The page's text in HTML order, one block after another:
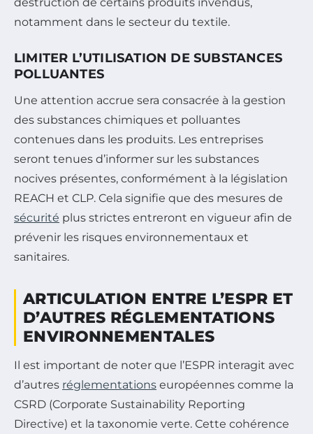
notamment dans le secteur du textile.
LIMITER L’UTILISATION DE SUBSTANCES
POLLUANTES
Une attention accrue sera consacrée à la gestion
des substances chimiques et polluantes
contenues dans les produits. Les entreprises
seront tenues d’informer sur les substances
nocives présentes, conformément à la législation
REACH et CLP. Cela signifie que des mesures de
sécurité plus strictes entreront en vigueur afin de
prévenir les risques environnementaux et
sanitaires.
ARTICULATION ENTRE L’ESPR ET
D’AUTRES RÉGLEMENTATIONS
ENVIRONNEMENTALES
Il est important de noter que l’ESPR interagit avec
d’autres réglementations européennes comme la
CSRD (Corporate Sustainability Reporting
Directive) et la taxonomie verte. Cette cohérence